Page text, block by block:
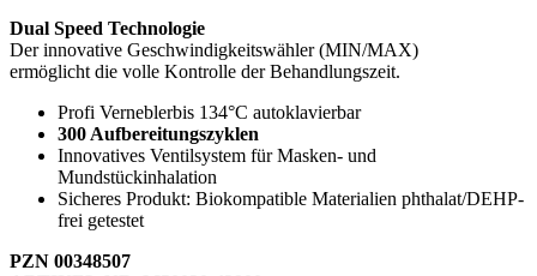
Dual Speed Technologie
Der innovative Geschwindigkeitswähler (MIN/MAX)
ermöglicht die volle Kontrolle der Behandlungszeit.
Profi Verneblerbis 134°C autoklavierbar
300 Aufbereitungszyklen
Innovatives Ventilsystem für Masken- und
Mundstückinhalation
Sicheres Produkt: Biokompatible Materialien phthalat/DEHP-
frei getestet
PZN 00348507